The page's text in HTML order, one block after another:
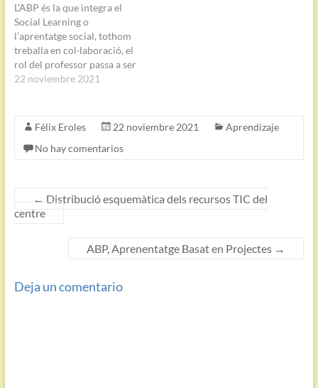
seus.Anticipar un guió o
estructura de les sessions i
revisar-lo constantment
amb l’alumnat per…
L’ABP és la que integra el
Social Learning o
l’aprentatge social, tothom
treballa en col·laboració, el
rol del professor passa a ser
d’alumne i l’alumne a
Aprendre fent les coses que,
Piràmide de Dale, quant
22 noviembre 2021
Félix Eroles 22 noviembre 2021
Aprendizaje
No hay comentarios
← Distribució esquemàtica dels recursos TIC del
centre
ABP, Aprenentatge Basat en Projectes →
Deja un comentario